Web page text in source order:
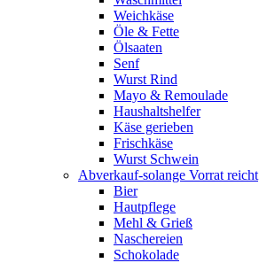
Weichkäse
Öle & Fette
Ölsaaten
Senf
Wurst Rind
Mayo & Remoulade
Haushaltshelfer
Käse gerieben
Frischkäse
Wurst Schwein
Abverkauf-solange Vorrat reicht
Bier
Hautpflege
Mehl & Grieß
Naschereien
Schokolade